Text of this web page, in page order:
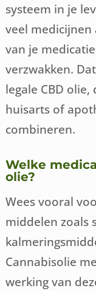
systeem in je
veel
van je
verzwakken.
legale CBD
huisarts of
combineren.
Welke
olie?
Wees vooral
middelen zoals
Cannabisolie
werking van